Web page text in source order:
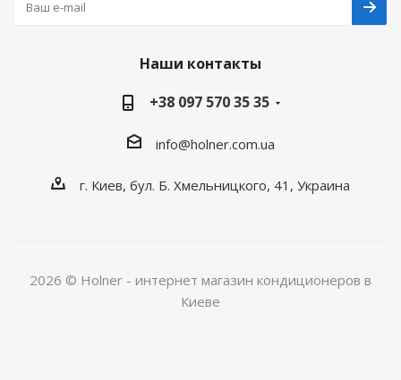
Наши контакты
+38 097 570 35 35
info@holner.com.ua
г. Киев, бул. Б. Хмельницкого, 41, Украина
2026 © Holner - интернет магазин кондиционеров в
Киеве